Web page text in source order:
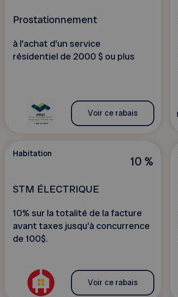
Prostationnement
à l'achat d'un service
résidentiel de 2000 $ ou plus
Voir ce rabais
10 %
Habitation
STM ÉLECTRIQUE
10% sur la totalité de la facture
avant taxes jusqu’à concurrence
de 100$.
Voir ce rabais